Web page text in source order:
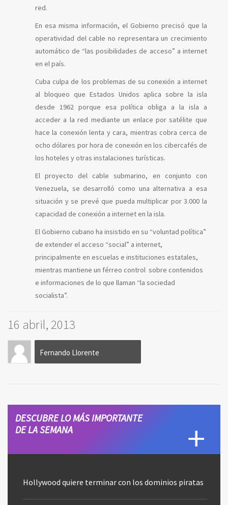
red.
En esa misma información, el Gobierno precisó que la
operatividad del cable no representara un crecimiento
automático de “las posibilidades de acceso” a internet
en el país.
Cuba culpa de los problemas de su conexión a internet
al bloqueo que Estados Unidos aplica sobre la isla
desde 1962 porque esa política obliga a la isla a
acceder a la red mediante un enlace por satélite que
hace la conexión lenta y cara, mientras cobra cerca de
ocho dólares por hora de conexión en los cibercafés de
los hoteles y otras instalaciones turísticas.
El proyecto del cable submarino, en conjunto con
Venezuela, se desarrolló como una alternativa a esa
situación y se prevé que pueda multiplicar por 3.000 la
capacidad de conexión a internet en la isla.
El Gobierno cubano ha insistido en su “voluntad política”
de extender el acceso “social” a internet,
principalmente en escuelas e instituciones estatales,
mientras mantiene un férreo control sobre contenidos
e informaciones de lo que llaman “la sociedad
socialista”.
16 abril, 2013
Fernando Llorente
DESCUBRE LO MÁS IMPORTANTE
DE LA SEMANA
Hollywood quiere terminar con los dominios piratas